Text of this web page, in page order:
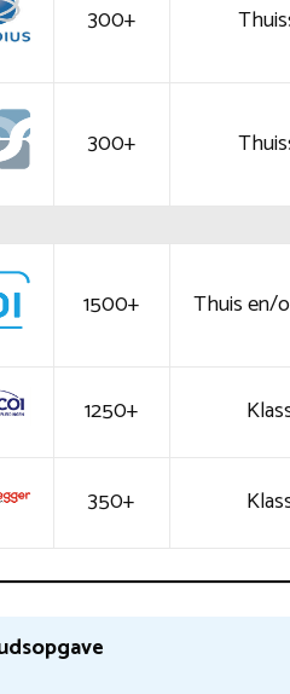
300+
300+
1500+ Thuis en/
1250+
350+